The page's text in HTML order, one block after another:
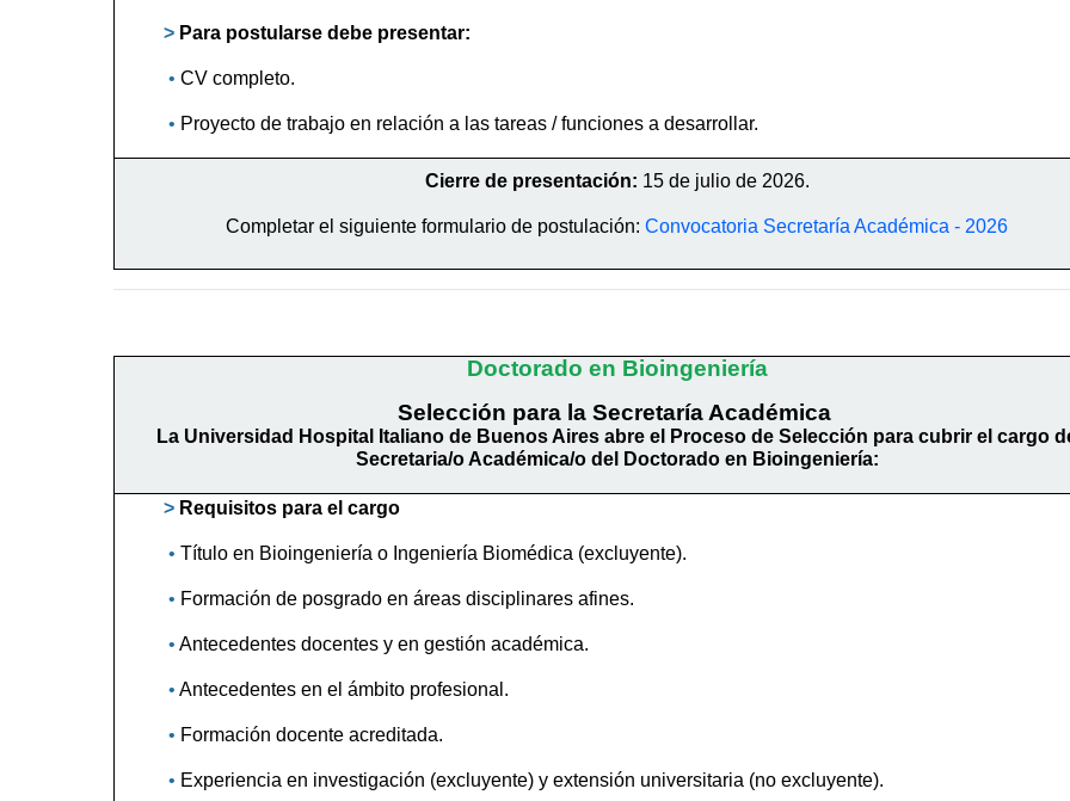
> Para postularse debe presentar:
• CV completo.
• Proyecto de trabajo en relación a las tareas / funciones a desarrollar.
Cierre de presentación: 15 de julio de 2026.
Completar el siguiente formulario de postulación: Convocatoria Secretaría Académica - 2026
Doctorado en Bioingeniería
Selección para la Secretaría Académica
La Universidad Hospital Italiano de Buenos Aires abre el Proceso de Selección para cubrir el cargo
Secretaria/o Académica/o del Doctorado en Bioingeniería:
> Requisitos para el cargo
• Título en Bioingeniería o Ingeniería Biomédica (excluyente).
• Formación de posgrado en áreas disciplinares afines.
• Antecedentes docentes y en gestión académica.
• Antecedentes en el ámbito profesional.
• Formación docente acreditada.
• Experiencia en investigación (excluyente) y extensión universitaria (no excluyente).